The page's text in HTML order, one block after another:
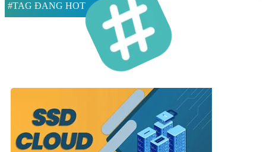
#TAG ĐANG HOT